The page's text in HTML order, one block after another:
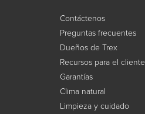
Contáctenos
Preguntas frecuentes
Dueños de Trex
Recursos para el cliente
Garantías
Clima natural
Limpieza y cuidado